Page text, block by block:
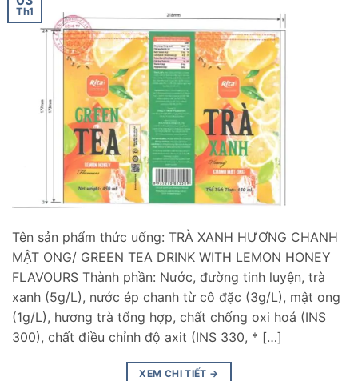
Th1
Tên sản phẩm thức uống: TRÀ XANH HƯƠNG CHANH
MẬT ONG/ GREEN TEA DRINK WITH LEMON HONEY
FLAVOURS Thành phần: Nước, đường tinh luyện, trà
xanh (5g/L), nước ép chanh từ cô đặc (3g/L), mật ong
(1g/L), hương trà tổng hợp, chất chống oxi hoá (INS
300), chất điều chỉnh độ axit (INS 330, * […]
XEM CHI TIẾT →